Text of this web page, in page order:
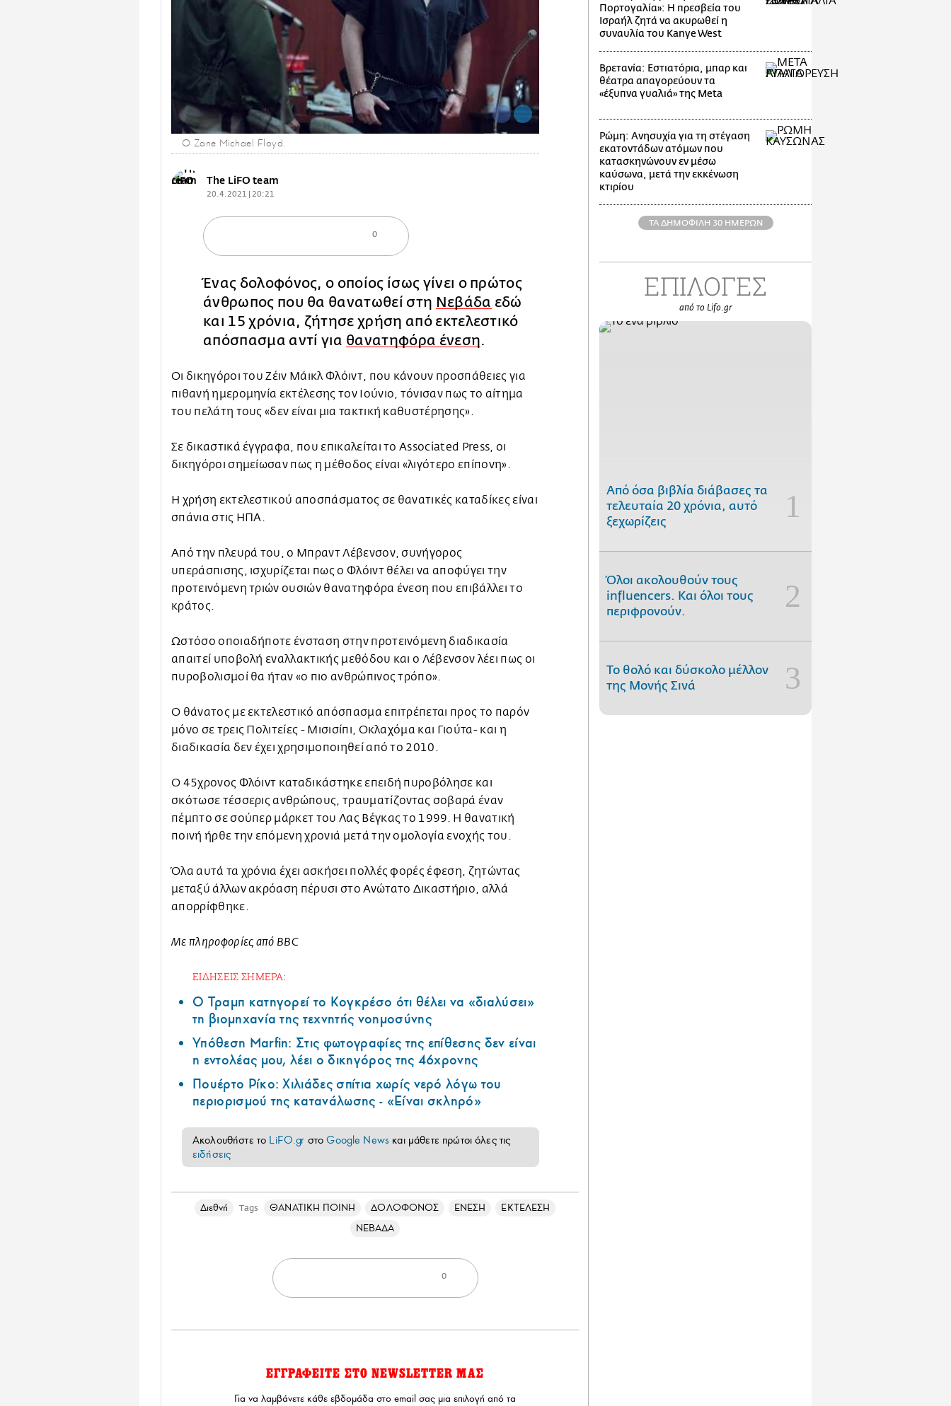
Ο Zane Michael Floyd.
The LiFO team
20.4.2021 | 20:21
0
Ένας δολοφόνος, ο οποίος ίσως γίνει ο πρώτος
άνθρωπος που θα θανατωθεί στη Νεβάδα εδώ
και 15 χρόνια, ζήτησε χρήση από εκτελεστικό
απόσπασμα αντί για θανατηφόρα ένεση.
Οι δικηγόροι του Ζέιν Μάικλ Φλόιντ, που κάνουν προσπάθειες για
πιθανή ημερομηνία εκτέλεσης τον Ιούνιο, τόνισαν πως το αίτημα
του πελάτη τους «δεν είναι μια τακτική καθυστέρησης».
Σε δικαστικά έγγραφα, που επικαλείται το Associated Press, οι
δικηγόροι σημείωσαν πως η μέθοδος είναι «λιγότερο επίπονη».
Η χρήση εκτελεστικού αποσπάσματος σε θανατικές καταδίκες είναι
σπάνια στις ΗΠΑ.
Από την πλευρά του, ο Μπραντ Λέβενσον, συνήγορος
υπεράσπισης, ισχυρίζεται πως ο Φλόιντ θέλει να αποφύγει την
προτεινόμενη τριών ουσιών θανατηφόρα ένεση που επιβάλλει το
κράτος.
Ωστόσο οποιαδήποτε ένσταση στην προτεινόμενη διαδικασία
απαιτεί υποβολή εναλλακτικής μεθόδου και ο Λέβενσον λέει πως οι
πυροβολισμοί θα ήταν «ο πιο ανθρώπινος τρόπο».
Ο θάνατος με εκτελεστικό απόσπασμα επιτρέπεται προς το παρόν
μόνο σε τρεις Πολιτείες - Μισισίπι, Οκλαχόμα και Γιούτα- και η
διαδικασία δεν έχει χρησιμοποιηθεί από το 2010.
Ο 45χρονος Φλόιντ καταδικάστηκε επειδή πυροβόλησε και
σκότωσε τέσσερις ανθρώπους, τραυματίζοντας σοβαρά έναν
πέμπτο σε σούπερ μάρκετ του Λας Βέγκας το 1999. Η θανατική
ποινή ήρθε την επόμενη χρονιά μετά την ομολογία ενοχής του.
Όλα αυτά τα χρόνια έχει ασκήσει πολλές φορές έφεση, ζητώντας
μεταξύ άλλων ακρόαση πέρυσι στο Ανώτατο Δικαστήριο, αλλά
απορρίφθηκε.
Με πληροφορίες από BBC
ΕΙΔΗΣΕΙΣ ΣΗΜΕΡΑ:
Ο Τραμπ κατηγορεί το Κογκρέσο ότι θέλει να «διαλύσει»
τη βιομηχανία της τεχνητής νοημοσύνης
Υπόθεση Marfin: Στις φωτογραφίες της επίθεσης δεν είναι
η εντολέας μου, λέει ο δικηγόρος της 46χρονης
Πουέρτο Ρίκο: Χιλιάδες σπίτια χωρίς νερό λόγω του
περιορισμού της κατανάλωσης - «Είναι σκληρό»
Ακολουθήστε το LiFO.gr στοGoogle News και μάθετε πρώτοι όλες τις
ειδήσεις
Διεθνή Tags ΘΑΝΑΤΙΚΗ ΠΟΙΝΗ ΔΟΛΟΦΟΝΟΣ ΕΝΕΣΗ
ΕΚΤΕΛΕΣΗ
ΝΕΒΑΔΑ
0
ΕΓΓΡΑΦΕΙΤΕ ΣΤΟ NEWSLETTER ΜΑΣ
Για να λαμβάνετε κάθε εβδομάδα στο email σας μια επιλογή από τα
Πορτογαλία»: Η πρεσβεία του
Ισραήλ ζητά να ακυρωθεί η
συναυλία του Kanye West
Βρετανία: Εστιατόρια, μπαρ και
θέατρα απαγορεύουν τα
«έξυπνα γυαλιά» της Meta
Ρώμη: Ανησυχία για τη στέγαση
εκατοντάδων ατόμων που
κατασκηνώνουν εν μέσω
καύσωνα, μετά την εκκένωση
κτιρίου
ΤΑ ΔΗΜΟΦΙΛΗ 30 ΗΜΕΡΩΝ
ΕΠΙΛΟΓΕΣ
από το Lifo.gr
Από όσα βιβλία διάβασες τα
τελευταία 20 χρόνια, αυτό
ξεχωρίζεις
Όλοι ακολουθούν τους
influencers. Και όλοι τους
περιφρονούν.
Το θολό και δύσκολο μέλλον
της Μονής Σινά